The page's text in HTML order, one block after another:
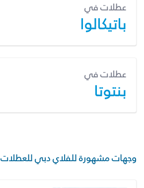
عطلات في
باتيكالوا
عطلات في
بنتوتا
وجهات مشهورة للفلاي دبي للعطلات